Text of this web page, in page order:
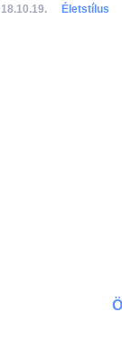
Életstílus